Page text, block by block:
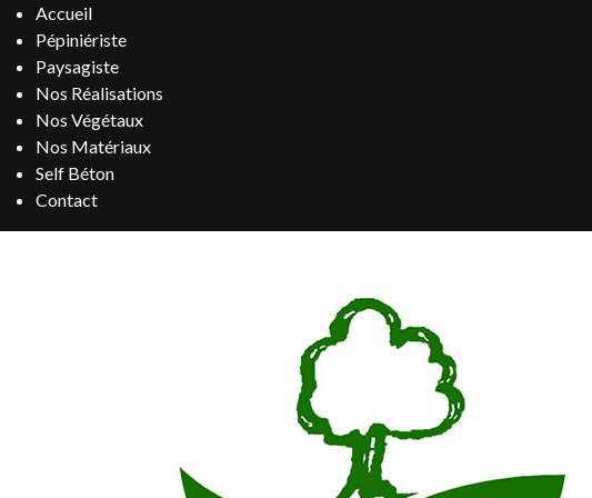
Accueil
Pépiniériste
Paysagiste
Nos Réalisations
Nos Végétaux
Nos Matériaux
Self Béton
Contact